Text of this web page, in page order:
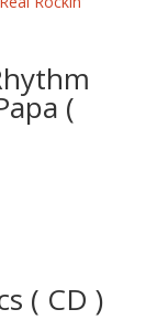
(
( CD )